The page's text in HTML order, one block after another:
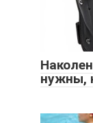
нужны,